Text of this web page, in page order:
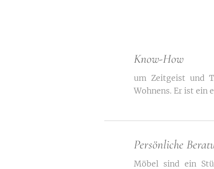
Know-How
um Zeitgeist und
Wohnens. Er ist ein
Persönliche
Möbel sind ein